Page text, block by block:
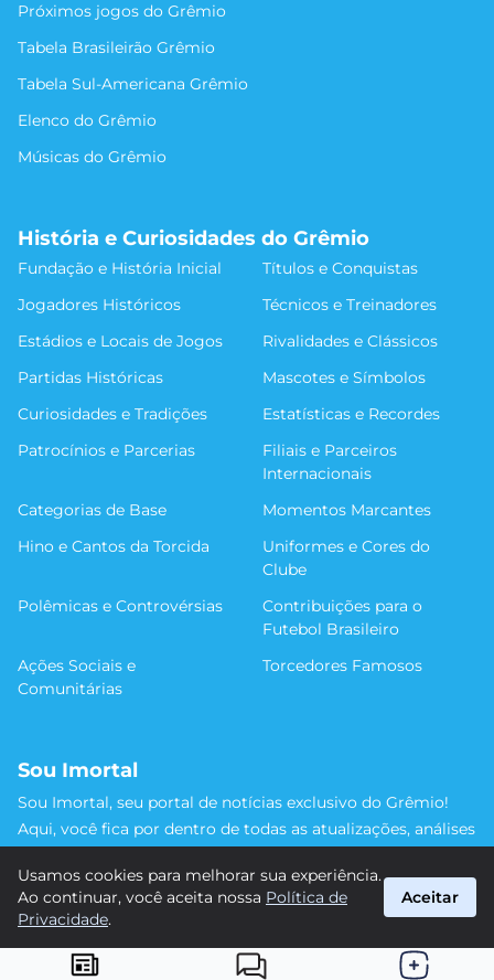
Próximos jogos do Grêmio
Tabela Brasileirão Grêmio
Tabela Sul-Americana Grêmio
Elenco do Grêmio
Músicas do Grêmio
História e Curiosidades do Grêmio
Fundação e História Inicial
Títulos e Conquistas
Jogadores Históricos
Técnicos e Treinadores
Estádios e Locais de Jogos
Rivalidades e Clássicos
Partidas Históricas
Mascotes e Símbolos
Curiosidades e Tradições
Estatísticas e Recordes
Patrocínios e Parcerias
Filiais e Parceiros
Internacionais
Categorias de Base
Momentos Marcantes
Hino e Cantos da Torcida
Uniformes e Cores do
Clube
Polêmicas e Controvérsias
Contribuições para o
Futebol Brasileiro
Ações Sociais e
Comunitárias
Torcedores Famosos
Sou Imortal
Sou Imortal, seu portal de notícias exclusivo do Grêmio!
Aqui, você fica por dentro de todas as atualizações, análises
detalhe da trajetória do nosso time rumo às vitórias!
#Grêmio #SouImortal
Usamos cookies para melhorar sua experiência.
Ao continuar, você aceita nossa Política de
Privacidade.
Aceitar